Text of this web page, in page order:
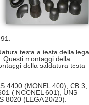
testa a testa della lega
Questi montaggi della
della saldatura testa
4400 (MONEL 400), CB 3,
(INCONEL 601), UNS
8020 (LEGA 20/20).